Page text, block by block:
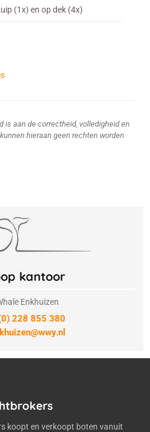
(1x) en op dek (4x)
is aan de correctheid, volledigheid en
hieraan geen rechten worden
kantoor
Enkhuizen
228 855 380
koopt en verkoopt boten vanuit